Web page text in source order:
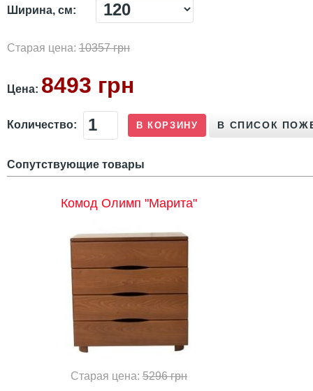
Ширина, см:
Старая цена: 10357 грн
Цена: 8493 грн
Количество:
Сопутствующие товары
Комод Олимп "Марита"
Старая цена: 5296 грн